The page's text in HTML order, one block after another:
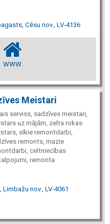
Cēsu nov., LV-4136
WWW
Meistari
serviss, sadzīves meistari,
uz mājām, zelta rokas
sīkie remontdarbi,
remonts, mazie
celtniecības
remonta
nov., LV-4061